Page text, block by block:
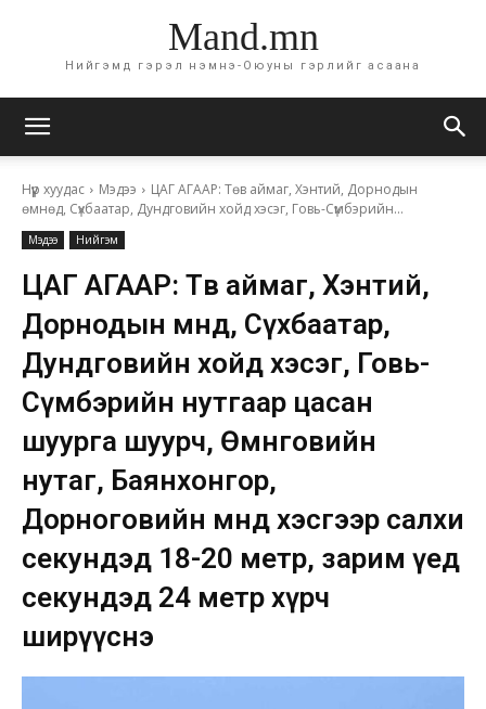
Mand.mn
Нийгэмд гэрэл нэмнэ-Оюуны гэрлийг асаана
Нүүр хуудас Мэдээ
ЦАГ АГААР: Төв аймаг, Хэнтий, Дорнодын
өмнөд, Сүхбаатар, Дундговийн хойд хэсэг, Говь-Сүмбэрийн...
Мэдээ Нийгэм
ЦАГ АГААР: Төв аймаг, Хэнтий,
Дорнодын өмнөд, Сүхбаатар,
Дундговийн хойд хэсэг, Говь-
Сүмбэрийн нутгаар цасан
шуурга шуурч, Өмнөговийн
нутаг, Баянхонгор,
Дорноговийн өмнөд хэсгээр салхи
секундэд 18-20 метр, зарим үед
секундэд 24 метр хүрч
ширүүснэ